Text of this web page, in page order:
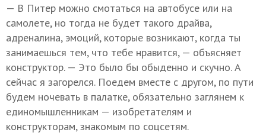
— В Питер можно смотаться на автобусе или на
самолете, но тогда не будет такого драйва,
адреналина, эмоций, которые возникают, когда ты
занимаешься тем, что тебе нравится, — объясняет
конструктор. — Это было бы обыденно и скучно. А
сейчас я загорелся. Поедем вместе с другом, по пути
будем ночевать в палатке, обязательно заглянем к
единомышленникам — изобретателям и
конструкторам, знакомым по соцсетям.